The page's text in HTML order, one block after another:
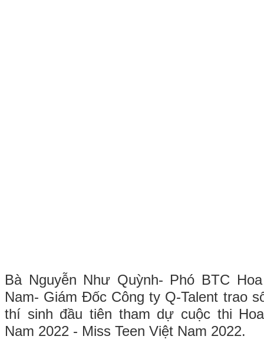
Bà Nguyễn Như Quỳnh- Phó BTC
Nam- Giám Đốc Công ty Q-Talent trao
thí sinh đầu tiên tham dự cuộc thi
Nam 2022 - Miss Teen Việt Nam 2022.